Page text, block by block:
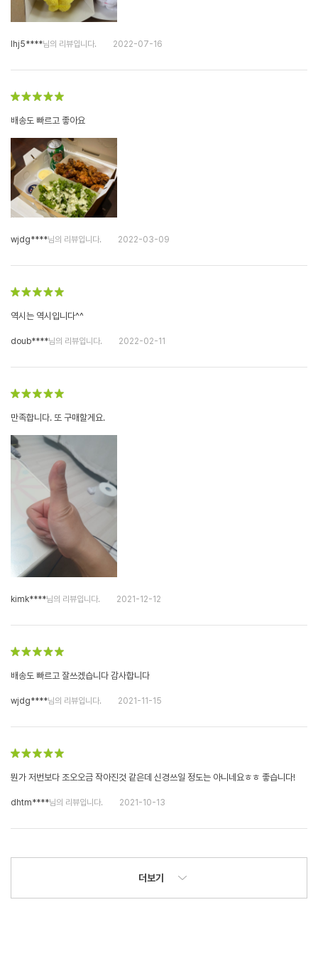
lhj5****님의 리뷰입니다. 2022-07-16
배송도 빠르고 좋아요
wjdg****님의 리뷰입니다. 2022-03-09
역시는 역시입니다^^
doub****님의 리뷰입니다. 2022-02-11
만족합니다. 또 구매할게요.
kimk****님의 리뷰입니다. 2021-12-12
배송도 빠르고 잘쓰겠습니다 감사합니다
wjdg****님의 리뷰입니다. 2021-11-15
뭔가 저번보다 조오오금 작아진것 같은데 신경쓰일 정도는 아니네요ㅎㅎ 좋습니다!
dhtm****님의 리뷰입니다. 2021-10-13
더보기